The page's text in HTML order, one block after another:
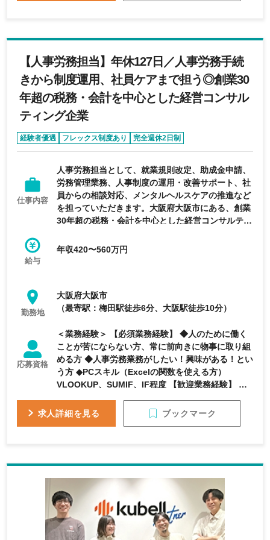
【人事労務担当】年休127日／人事労務手続
きから制度運用、社員ケアまで担う◎創業30
年超の税務・会計を中心とした経営コンサル
ティング企業
経験者優遇 フレックス制度あり
完全週休2日制
年間休日120日以上
仕事内容
人事労務担当として、就業規則改定、助成金申請、
労務管理業務、人事制度の運用・改善サポート、社
員からの相談対応、メンタルヘルスケアの推進など
を担っていただきます。大阪府大阪市にある、創業
30年超の税務・会計を中心とした経営コンサルティ
給与
年収420〜560万円
勤務地
大阪府大阪市
（最寄駅：梅田駅徒歩6分、大阪駅徒歩10分）
応募資格
＜業務経験＞ 【必須業務経験】 ◆人のために働く
ことが苦にならない方、常に前向きに物事に取り組
める方 ◆人事労務業務がしたい！興味がある！とい
う方 ◆PCスキル（Excelの関数を使える方）
VLOOKUP、SUMIF、IF程度 【歓迎業務経験】 ◆
種）
求人詳細を見る ブックマーク